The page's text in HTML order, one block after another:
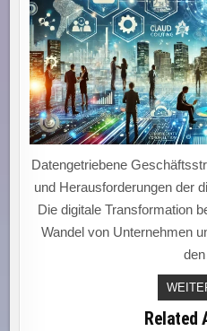
Datengetriebene
und Herausforderungen der
Die digitale Transformation
Wandel von Unternehmen
Related